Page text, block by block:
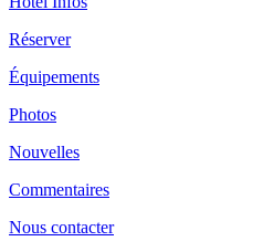
Réserver
Équipements
Photos
Nouvelles
Commentaires
Nous contacter